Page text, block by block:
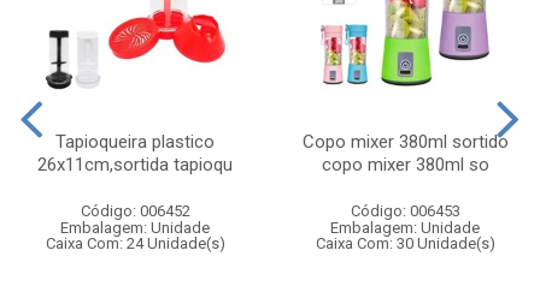
Tapioqueira plastico
26x11cm,sortida tapioqu
Código: 006452
Embalagem: Unidade
Caixa Com: 24 Unidade(s)
Copo mixer 380ml sortido
copo mixer 380ml so
Código: 006453
Embalagem: Unidade
Caixa Com: 30 Unidade(s)